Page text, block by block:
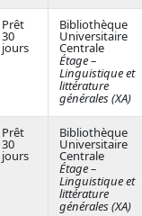
Prêt
30
jours
Bibliothèque
Universitaire
Centrale
Étage –
Linguistique et
littérature
générales (XA)
Prêt
30
jours
Bibliothèque
Universitaire
Centrale
Étage –
Linguistique et
littérature
générales (XA)